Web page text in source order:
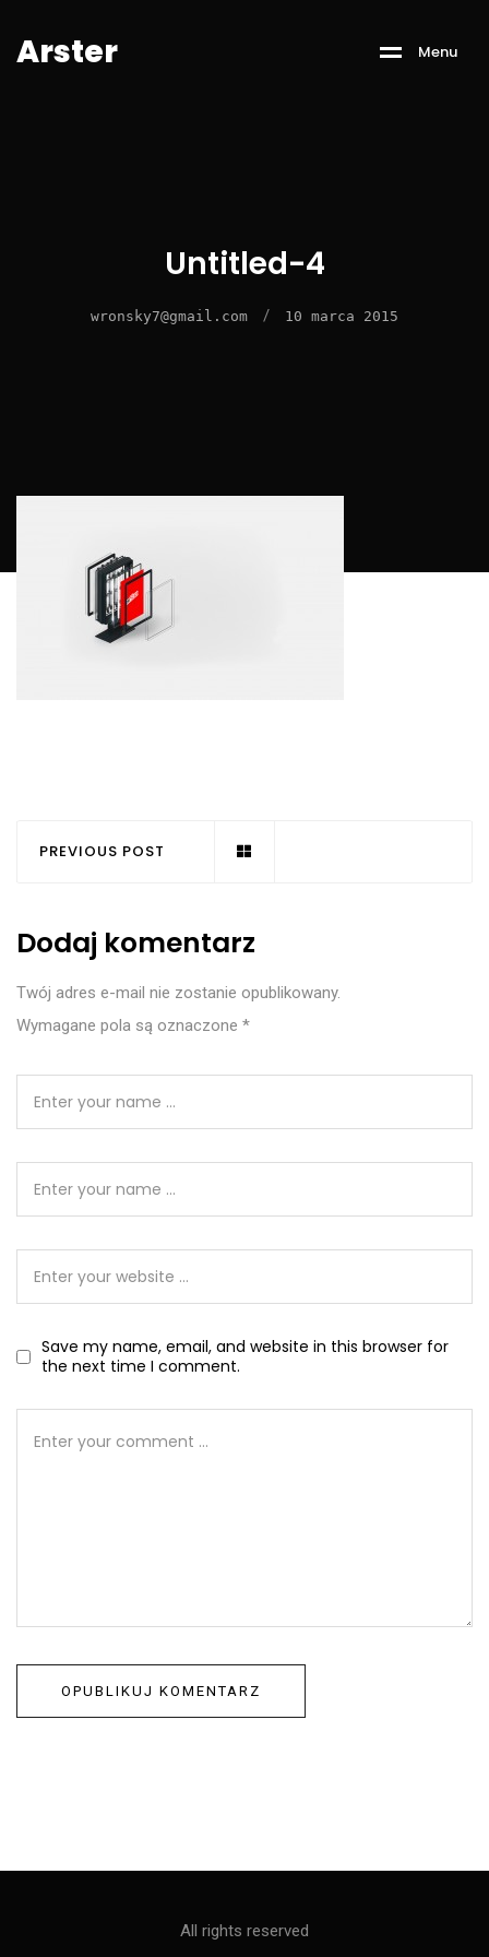
Arster Menu
Untitled-4
wronsky7@gmail.com / 10 marca 2015
PREVIOUS POST
Dodaj komentarz
Twój adres e-mail nie zostanie opublikowany.
Wymagane pola są oznaczone *
Save my name, email, and website in this browser for
the next time I comment.
All rights reserved